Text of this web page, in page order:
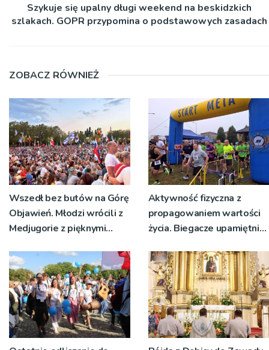
Szykuje się upalny długi weekend na beskidzkich
szlakach. GOPR przypomina o podstawowych zasadach
ZOBACZ RÓWNIEŻ
Wszedł bez butów na Górę
Objawień. Młodzi wrócili z
Medjugorie z pięknymi
Aktywność fizyczna z
propagowaniem wartości
życia. Biegacze upamiętnili